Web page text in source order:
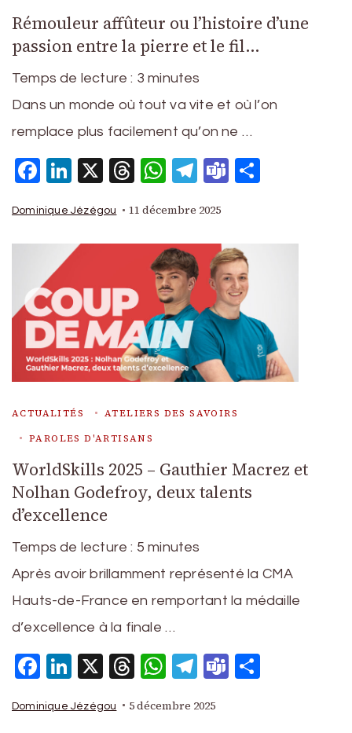
Rémouleur affûteur ou l’histoire d’une
passion entre la pierre et le fil…
Temps de lecture : 3 minutes
Dans un monde où tout va vite et où l’on
remplace plus facilement qu’on ne …
Facebook
LinkedIn
X Threads
WhatsApp
Telegram
Teams
Dominique Jézégou 11 décembre 2025
ACTUALITÉS
ATELIERS DES SAVOIRS
PAROLES D'ARTISANS
WorldSkills 2025 – Gauthier Macrez et
Nolhan Godefroy, deux talents
d’excellence
Temps de lecture : 5 minutes
Après avoir brillamment représenté la CMA
Hauts-de-France en remportant la médaille
d’excellence à la finale …
Facebook
LinkedIn
X Threads
WhatsApp
Telegram
Teams
Dominique Jézégou 5 décembre 2025